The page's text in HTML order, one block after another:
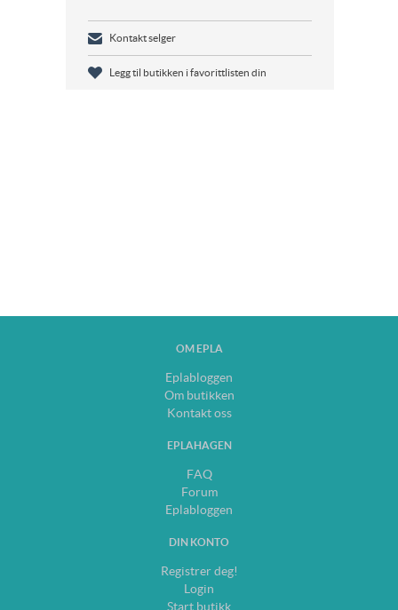
Kontakt selger
Legg til butikken i favorittlisten din
OM EPLA
Eplabloggen
Om butikken
Kontakt oss
EPLAHAGEN
FAQ
Forum
Eplabloggen
DIN KONTO
Registrer deg!
Login
Start butikk